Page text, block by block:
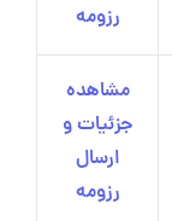
رزومه
مشاهده
جزئیات و
ارسال
رزومه